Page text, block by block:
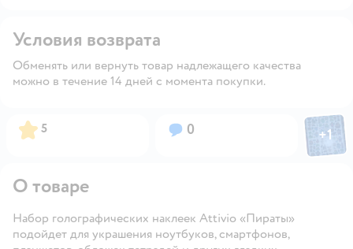
Условия возврата
Обменять или вернуть товар надлежащего качества
можно в течение 14 дней с момента покупки.
Рейтинг:
5 Вопросов:
0 Фото
+1
О товаре
Набор голографических наклеек Attivio «Пираты»
подойдет для украшения ноутбуков, смартфонов,